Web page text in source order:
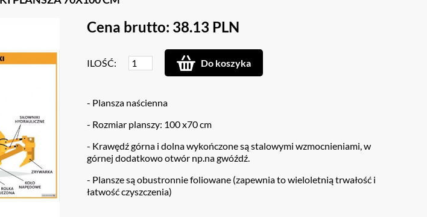
Cena brutto: 38.13 PLN
ILOŚĆ: Do koszyka
- Plansza naścienna
- Rozmiar planszy: 100 x70 cm
- Krawędź górna i dolna wykończone są stalowymi wzmocnieniami, w
górnej dodatkowo otwór np.na gwóźdź.
- Plansze są obustronnie foliowane (zapewnia to wieloletnią trwałość i
łatwość czyszczenia)